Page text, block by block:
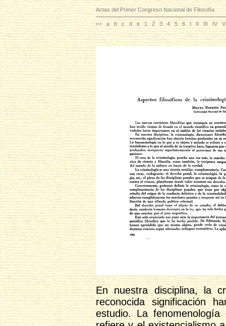
Actas del Primer Congreso Nacional de Filosofía
‹‹‹ a b c d e 1 2 3 4 5 6 I II III IV V
En nuestra disciplina, la
reconocida significación
estudio. La